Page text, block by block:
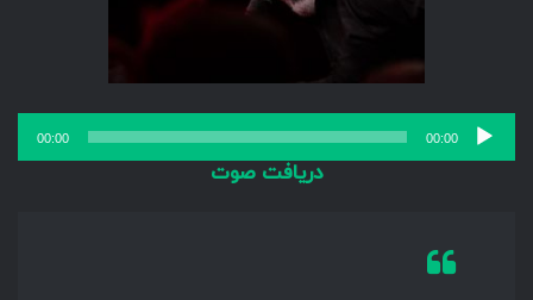
پخش‌کننده
صوت
00:00
00:00
دریافت صوت